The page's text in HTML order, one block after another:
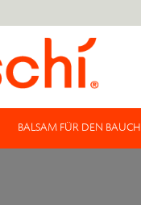
BALSAM FÜR DEN BAUCH